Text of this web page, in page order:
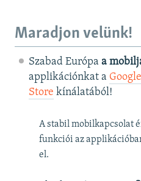
Maradjon velünk!
Szabad Európa a
applikációnkat a
Store kínálatából!
A stabil mobilkapcsolat
funkciói az
el.